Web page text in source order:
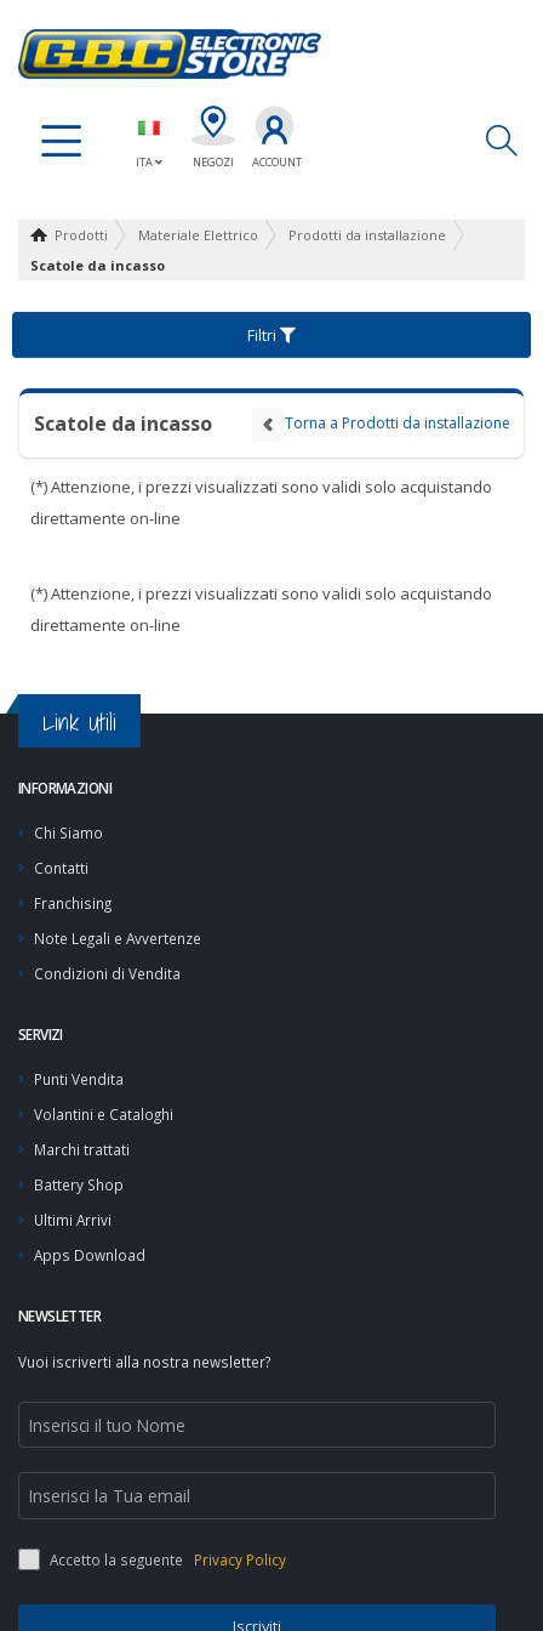
ITA NEGOZI ACCOUNT
Prodotti Materiale Elettrico
Prodotti da installazione
Scatole da incasso
Filtri
Scatole da incasso Torna a Prodotti da installazione
(*) Attenzione, i prezzi visualizzati sono validi solo acquistando
direttamente on-line
(*) Attenzione, i prezzi visualizzati sono validi solo acquistando
direttamente on-line
Link Utili
INFORMAZIONI
Chi Siamo
Contatti
Franchising
Note Legali e Avvertenze
Condizioni di Vendita
SERVIZI
Punti Vendita
Volantini e Cataloghi
Marchi trattati
Battery Shop
Ultimi Arrivi
Apps Download
NEWSLETTER
Vuoi iscriverti alla nostra newsletter?
Accetto la seguente Privacy Policy
Iscriviti